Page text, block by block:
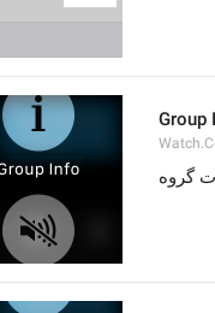
Group
گروه